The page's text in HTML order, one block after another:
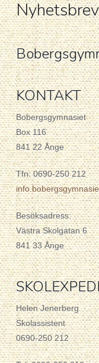
Nyhetsbrev
KONTAKT
Bobergsgymnasiet
Box 116
841 22 Ånge
Tfn: 0690-250 212
Besöksadress:
Västra Skolgatan 6
841 33 Ånge
Helen Jenerberg
Skolassistent
0690-250 212